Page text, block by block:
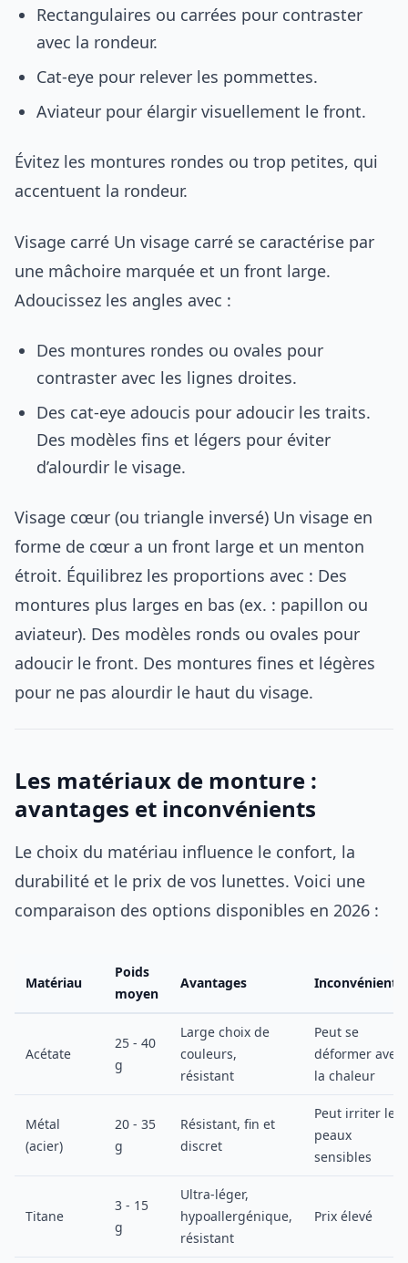
Rectangulaires ou carrées pour contraster
avec la rondeur.
Cat-eye pour relever les pommettes.
Aviateur pour élargir visuellement le front.
Évitez les montures rondes ou trop petites, qui
accentuent la rondeur.
Visage carré Un visage carré se caractérise par
une mâchoire marquée et un front large.
Adoucissez les angles avec :
Des montures rondes ou ovales pour
contraster avec les lignes droites.
Des cat-eye adoucis pour adoucir les traits.
Des modèles fins et légers pour éviter
d’alourdir le visage.
Visage cœur (ou triangle inversé) Un visage en
forme de cœur a un front large et un menton
étroit. Équilibrez les proportions avec : Des
montures plus larges en bas (ex. : papillon ou
aviateur). Des modèles ronds ou ovales pour
adoucir le front. Des montures fines et légères
pour ne pas alourdir le haut du visage.
Les matériaux de monture :
avantages et inconvénients
Le choix du matériau influence le confort, la
durabilité et le prix de vos lunettes. Voici une
comparaison des options disponibles en 2026 :
Matériau
Poids
moyen
Avantages Inconvénients
Acétate
25 - 40
g
Large choix de
couleurs,
résistant
Peut se
déformer avec
la chaleur
Métal
(acier)
20 - 35
g
Résistant, fin et
discret
Peut irriter les
peaux
sensibles
Titane
3 - 15
g
Ultra-léger,
hypoallergénique,
résistant
Prix élevé